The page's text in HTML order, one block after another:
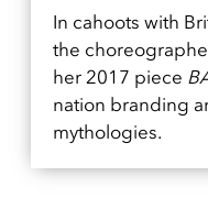
In cahoots with
the
her 2017 piece
nation branding
mythologies.